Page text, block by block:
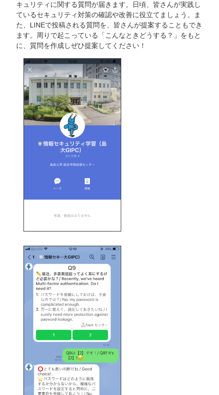
キュリティに関する質問が届きます。日頃、皆さんが実践し
ているセキュリティ対策の確認や改善に役立てましょう。ま
た、LINEで投稿される質問を、皆さんが提案することもでき
ます。周りで起こっている「こんなときどうする？」をもと
に、質問を作成しぜひ提案してください！